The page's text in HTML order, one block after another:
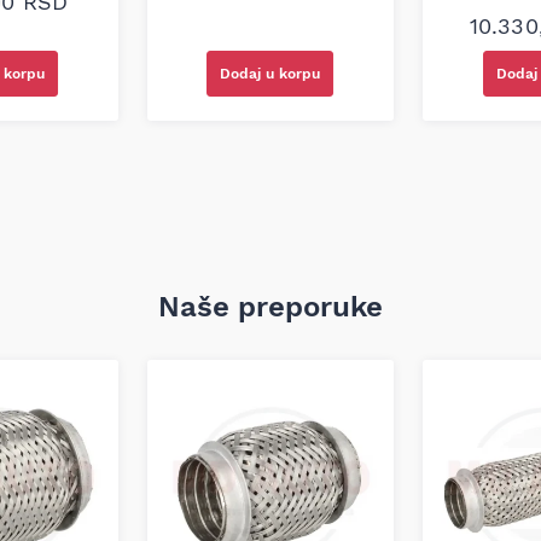
korpu Dodaj u korpu
Naše preporuke